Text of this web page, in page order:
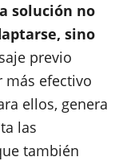
solución no
sino
previo
más efectivo
ellos, genera
las
también